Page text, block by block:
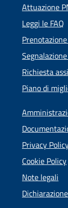
Attuazione
Leggi le FAQ
Richiesta
Piano di
Privacy
Cookie Policy
Note legali